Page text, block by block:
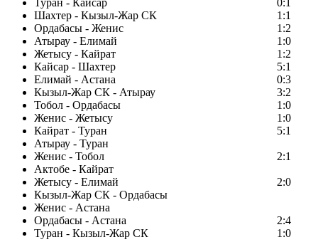
Туран - Кайсар
0:1
Шахтер - Кызыл-Жар СК
1:1
Ордабасы - Женис
1:2
Атырау - Елимай
1:0
Жетысу - Кайрат
1:2
Кайсар - Шахтер
5:1
Елимай - Астана
0:3
Кызыл-Жар СК - Атырау
3:2
Тобол - Ордабасы
1:0
Женис - Жетысу
1:0
Кайрат - Туран
5:1
Атырау - Туран
Женис - Тобол
2:1
Актобе - Кайрат
Жетысу - Елимай
2:0
Кызыл-Жар СК - Ордабасы
Женис - Астана
Ордабасы - Астана
2:4
Туран - Кызыл-Жар СК
1:0